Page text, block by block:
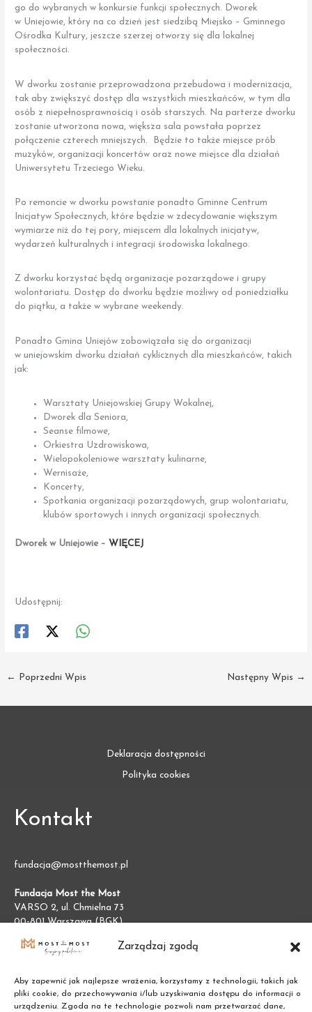
Zarządzaj zgodą
Aby zapewnić jak najlepsze wrażenia, korzystamy z technologii, takich jak
pliki cookie, do przechowywania i/lub uzyskiwania dostępu do informacji o
urządzeniu. Zgoda na te technologie pozwoli nam przetwarzać dane,
go do wybranych w konkursie funkcji społecznych. Dworek
w Uniejowie, który na co dzień jest siedzibą Miejsko – Gminnego
Ośrodka Kultury, jeszcze szerzej otworzy się dla lokalnej
społeczności.
W dworku zostanie przeprowadzona przebudowa i modernizacja,
tak aby zwiększyć dostęp dla wszystkich mieszkańców, w tym dla
osób z niepełnosprawnością i osób starszych. Na parterze dworku
zostanie utworzona nowa, większa sala powstała poprzez
połączenie czterech mniejszych. Będzie to także miejsce prób
muzyków, organizacji koncertów oraz nowe miejsce dla działań
Uniwersytetu Trzeciego Wieku.
Po remoncie w dworku powstanie ponadto Gminne Centrum
Inicjatyw Społecznych, które będzie w zdecydowanie większym
wymiarze niż do tej pory, miejscem dla lokalnych inicjatyw,
wydarzeń kulturalnych i integracji środowiska lokalnego.
Z dworku korzystać będą organizacje pozarządowe i grupy
wolontariatu. Dostęp do dworku będzie możliwy od poniedziałku
do piątku, a także w wybrane weekendy.
Ponadto Gmina Uniejów zobowiązała się do organizacji
w uniejowskim dworku działań cyklicznych dla mieszkańców, takich
jak:
Warsztaty Uniejowskiej Grupy Wokalnej,
Dworek dla Seniora,
Seanse filmowe,
Orkiestra Uzdrowiskowa,
Wielopokoleniowe warsztaty kulinarne,
Wernisaże,
Koncerty,
Spotkania organizacji pozarządowych, grup wolontariatu,
klubów sportowych i innych organizacji społecznych.
Dworek w Uniejowie – WIĘCEJ
Udostępnij:
← Poprzedni Wpis Następny Wpis →
Deklaracja dostępności
Polityka cookies
Kontakt
fundacja@mostthemost.pl
Fundacja Most the Most
VARSO 2, ul. Chmielna 73
00-801 Warszawa (BGK)
REGON:387474695